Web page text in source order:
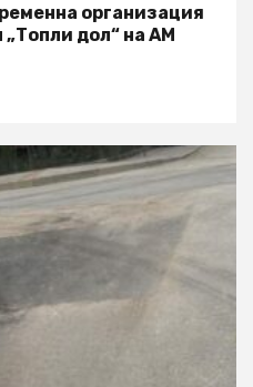
организация
дол“ на АМ